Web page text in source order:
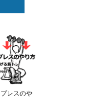
レスのや